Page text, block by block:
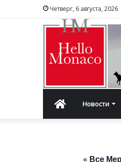
Четверг, 6 августа, 2026
ГлавнаяНовости
« Все